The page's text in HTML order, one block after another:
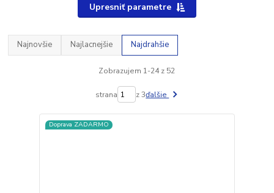
Upresniť parametre
Najnovšie Najlacnejšie Najdrahšie
Zobrazujem 1-24 z 52
strana z 3ďalšie
Doprava ZADARMO